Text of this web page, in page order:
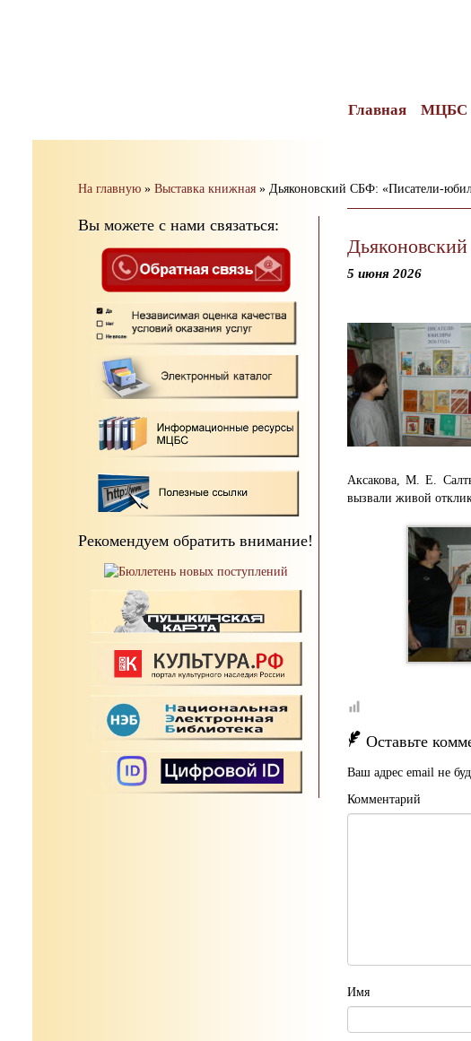
Главная МЦБС
На главную » Выставка книжная » Дьяконовский СБФ: «Писатели-
Вы можете с нами связаться:
Рекомендуем обратить внимание!
5 июня 2026
Аксакова, М. Е.
вызвали живой
Оставьте
Ваш адрес email не
Комментарий
Имя